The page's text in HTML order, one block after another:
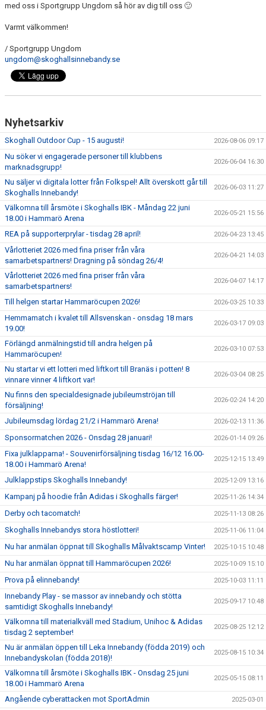
med oss i Sportgrupp Ungdom så hör av dig till oss 🙂
Varmt välkommen!
/ Sportgrupp Ungdom
ungdom@skoghallsinnebandy.se
Nyhetsarkiv
Skoghall Outdoor Cup - 15 augusti! 2026-08-06 09:17
Nu söker vi engagerade personer till klubbens
marknadsgrupp!
2026-06-04 16:30
Nu säljer vi digitala lotter från Folkspel! Allt överskott går till
Skoghalls Innebandy!
2026-06-03 11:27
Välkomna till årsmöte i Skoghalls IBK - Måndag 22 juni
18.00 i Hammarö Arena
2026-05-21 15:56
REA på supporterprylar - tisdag 28 april! 2026-04-23 13:45
Vårlotteriet 2026 med fina priser från våra
samarbetspartners! Dragning på söndag 26/4!
2026-04-21 14:03
Vårlotteriet 2026 med fina priser från våra
samarbetspartners!
2026-04-07 14:17
Till helgen startar Hammaröcupen 2026! 2026-03-25 10:33
Hemmamatch i kvalet till Allsvenskan - onsdag 18 mars
19.00!
2026-03-17 09:03
Förlängd anmälningstid till andra helgen på
Hammaröcupen!
2026-03-10 07:53
Nu startar vi ett lotteri med liftkort till Branäs i potten! 8
vinnare vinner 4 liftkort var!
2026-03-04 08:25
Nu finns den specialdesignade jubileumströjan till
försäljning!
2026-02-24 14:20
Jubileumsdag lördag 21/2 i Hammarö Arena! 2026-02-13 11:36
Sponsormatchen 2026 - Onsdag 28 januari! 2026-01-14 09:26
Fixa julklapparna! - Souvenirförsäljning tisdag 16/12 16.00-
18.00 i Hammarö Arena!
2025-12-15 13:49
Julklappstips Skoghalls Innebandy! 2025-12-09 13:16
Kampanj på hoodie från Adidas i Skoghalls färger! 2025-11-26 14:34
Derby och tacomatch! 2025-11-13 08:26
Skoghalls Innebandys stora höstlotteri! 2025-11-06 11:04
Nu har anmälan öppnat till Skoghalls Målvaktscamp Vinter! 2025-10-15 10:48
Nu har anmälan öppnat till Hammaröcupen 2026! 2025-10-09 15:10
Prova på elinnebandy! 2025-10-03 11:11
Innebandy Play - se massor av innebandy och stötta
samtidigt Skoghalls Innebandy!
2025-09-17 10:48
Välkomna till materialkväll med Stadium, Unihoc & Adidas
tisdag 2 september!
2025-08-25 12:12
Nu är anmälan öppen till Leka Innebandy (födda 2019) och
Innebandyskolan (födda 2018)!
2025-08-15 10:34
Välkomna till årsmöte i Skoghalls IBK - Onsdag 25 juni
18.00 i Hammarö Arena
2025-05-15 08:11
Angående cyberattacken mot SportAdmin 2025-03-01